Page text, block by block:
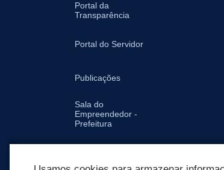
Portal da
Transparência
Portal do Servidor
Publicações
Sala do
Empreendedor -
Prefeitura